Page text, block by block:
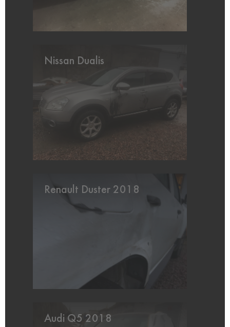
Nissan Dualis
Renault Duster 2018
Audi Q5 2018